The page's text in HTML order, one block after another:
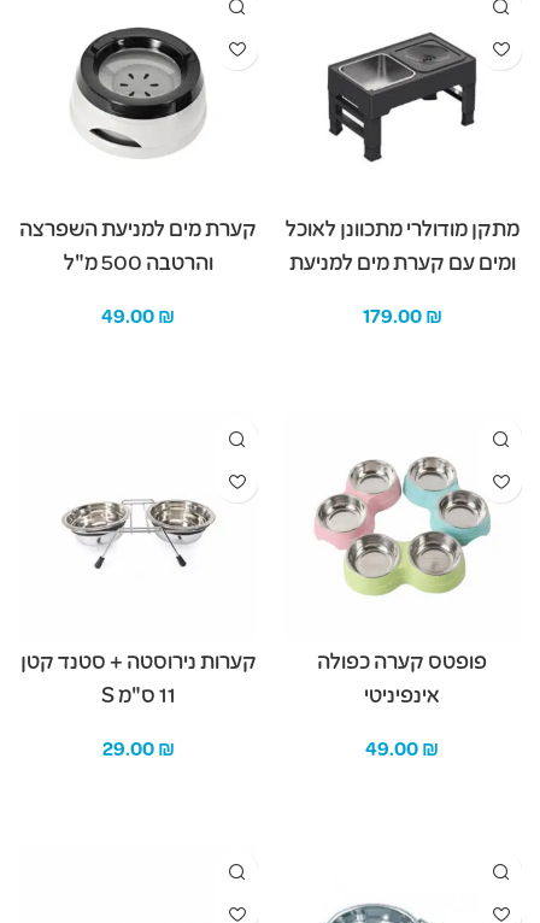
מתקן מודולרי מתכוונן לאוכל
ומים עם קערת מים למניעת
179.00 ₪
קערת מים למניעת השפרצה
והרטבה 500 מ"ל
49.00 ₪
פופטס קערה כפולה
אינפיניטי
49.00 ₪
קערות נירוסטה + סטנד קטן
11 ס"מ S
29.00 ₪